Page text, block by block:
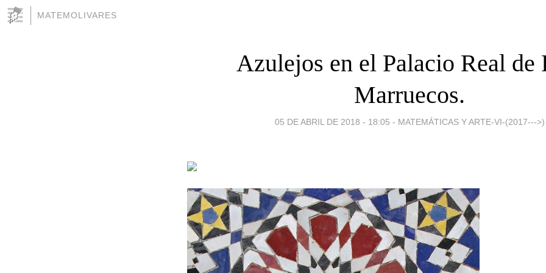
MATEMOLIVARES
Azulejos en el Palacio Real de
Marruecos.
05 DE ABRIL DE 2018 - 18:05 - MATEMÁTICAS Y ARTE-VI-(2017--->)